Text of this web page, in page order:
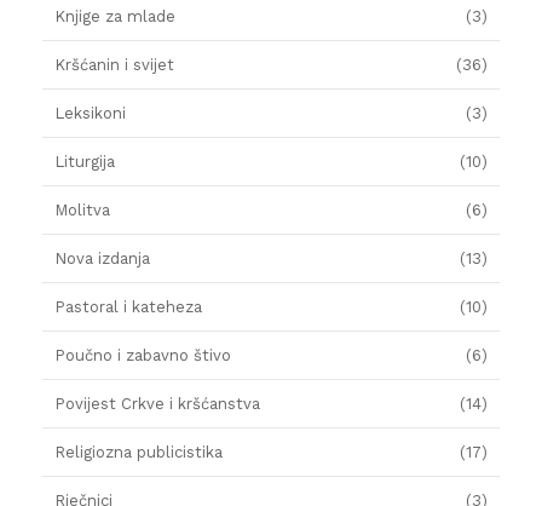
Knjige za mlade (3)
Kršćanin i svijet (36)
Leksikoni (3)
Liturgija (10)
Molitva (6)
Nova izdanja (13)
Pastoral i kateheza (10)
Poučno i zabavno štivo (6)
Povijest Crkve i kršćanstva (14)
Religiozna publicistika (17)
Rječnici (3)